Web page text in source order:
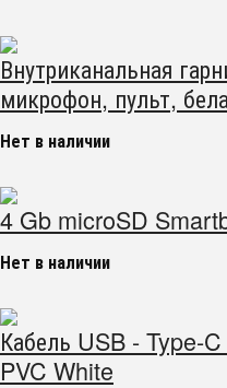
Внутриканальная
микрофон, пульт,
Нет в наличии
4 Gb microSD
Нет в наличии
Кабель USB - Type-
PVC White